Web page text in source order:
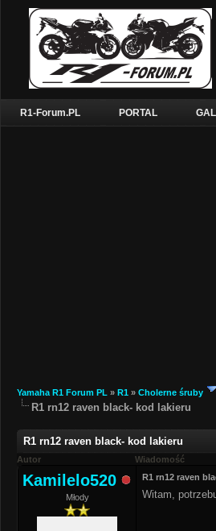
R1-Forum.PL PORTAL
Yamaha R1 Forum PL » R1 » Cholerne śruby
R1 rn12 raven black- kod lakieru
R1 rn12 raven black- kod lakieru
Autor Wiadomość
Kamilelo520
Młody
R1 rn12 raven
Witam,